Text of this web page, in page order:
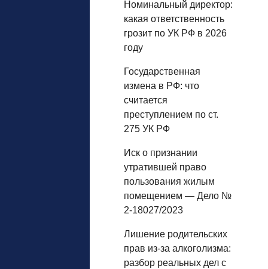
Номинальный директор:
какая ответственность
грозит по УК РФ в 2026
году
Государственная
измена в РФ: что
считается
преступлением по ст.
275 УК РФ
Иск о признании
утратившей право
пользования жилым
помещением — Дело №
2-18027/2023
Лишение родительских
прав из‑за алкоголизма:
разбор реальных дел с